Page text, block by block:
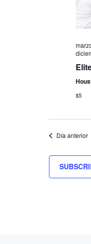
$5
Día anterior